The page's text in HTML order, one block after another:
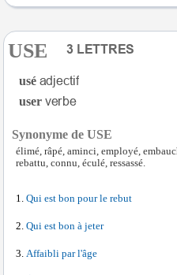
USE
usé
user
Synonyme de USE
élimé, râpé, aminci, employé,
rebattu, connu, éculé, ressassé.
Qui est bon pour le rebut
Qui est bon à jeter
Affaibli par l'âge